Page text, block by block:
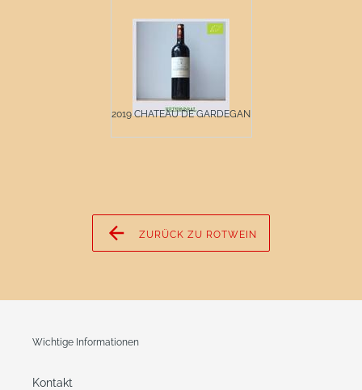
2019 CHATEAU DE GARDEGAN ...
ZURÜCK ZU ROTWEIN
Wichtige Informationen
Kontakt